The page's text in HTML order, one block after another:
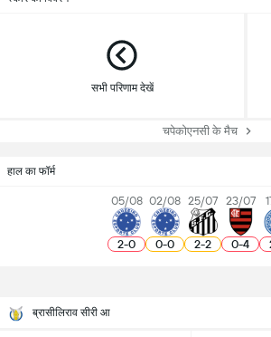
सभी परिणाम देखें
चपेकोएनसी के मैच
हाल का फॉर्म
05/08
2-0
02/08
0-0
25/07
2-2
23/07
0-4
ब्रासीलिराव सीरी आ